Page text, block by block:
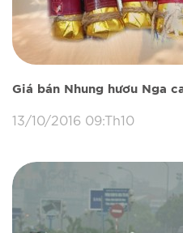
Giá bán Nhung hươu Nga
13/10/2016 09:Th10